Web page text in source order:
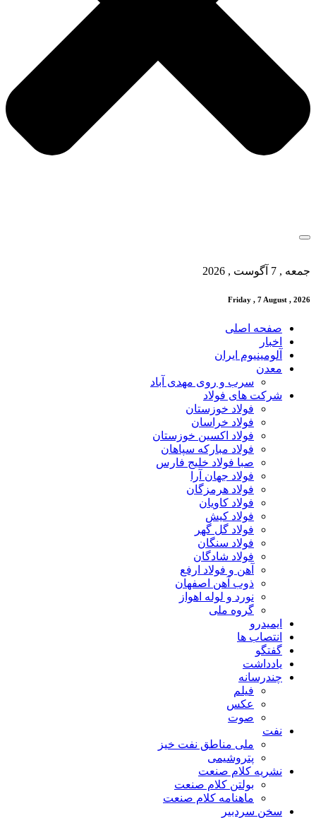
جمعه , 7 آگوست , 2026
Friday , 7 August , 2026
صفحه اصلی
اخبار
آلومینیوم ایران
معدن
سرب و روی مهدی آباد
شرکت های فولاد
فولاد خوزستان
فولاد خراسان
فولاد اکسین خوزستان
فولاد مبارکه سپاهان
صبا فولاد خلیج فارس
فولاد جهان آرا
فولاد هرمزگان
فولاد کاویان
فولاد کیش
فولاد گل گهر
فولاد سنگان
فولاد شادگان
آهن و فولاد ارفع
ذوب آهن اصفهان
نورد و لوله اهواز
گروه ملی
ایمیدرو
انتصاب ها
گفتگو
یادداشت
چندرسانه
فیلم
عکس
صوت
نفت
ملی مناطق نفت خیز
پتروشیمی
نشریه کلام صنعت
بولتن کلام صنعت
ماهنامه کلام صنعت
سخن سردبیر